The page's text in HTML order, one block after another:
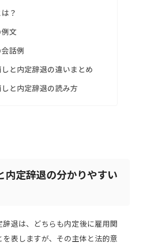
？
文
話例
と内定辞退の違いまとめ
と内定辞退の読み方
内定辞退の分かりやすい
退は、どちらも内定後に雇用関
表しますが、その主体と法的意